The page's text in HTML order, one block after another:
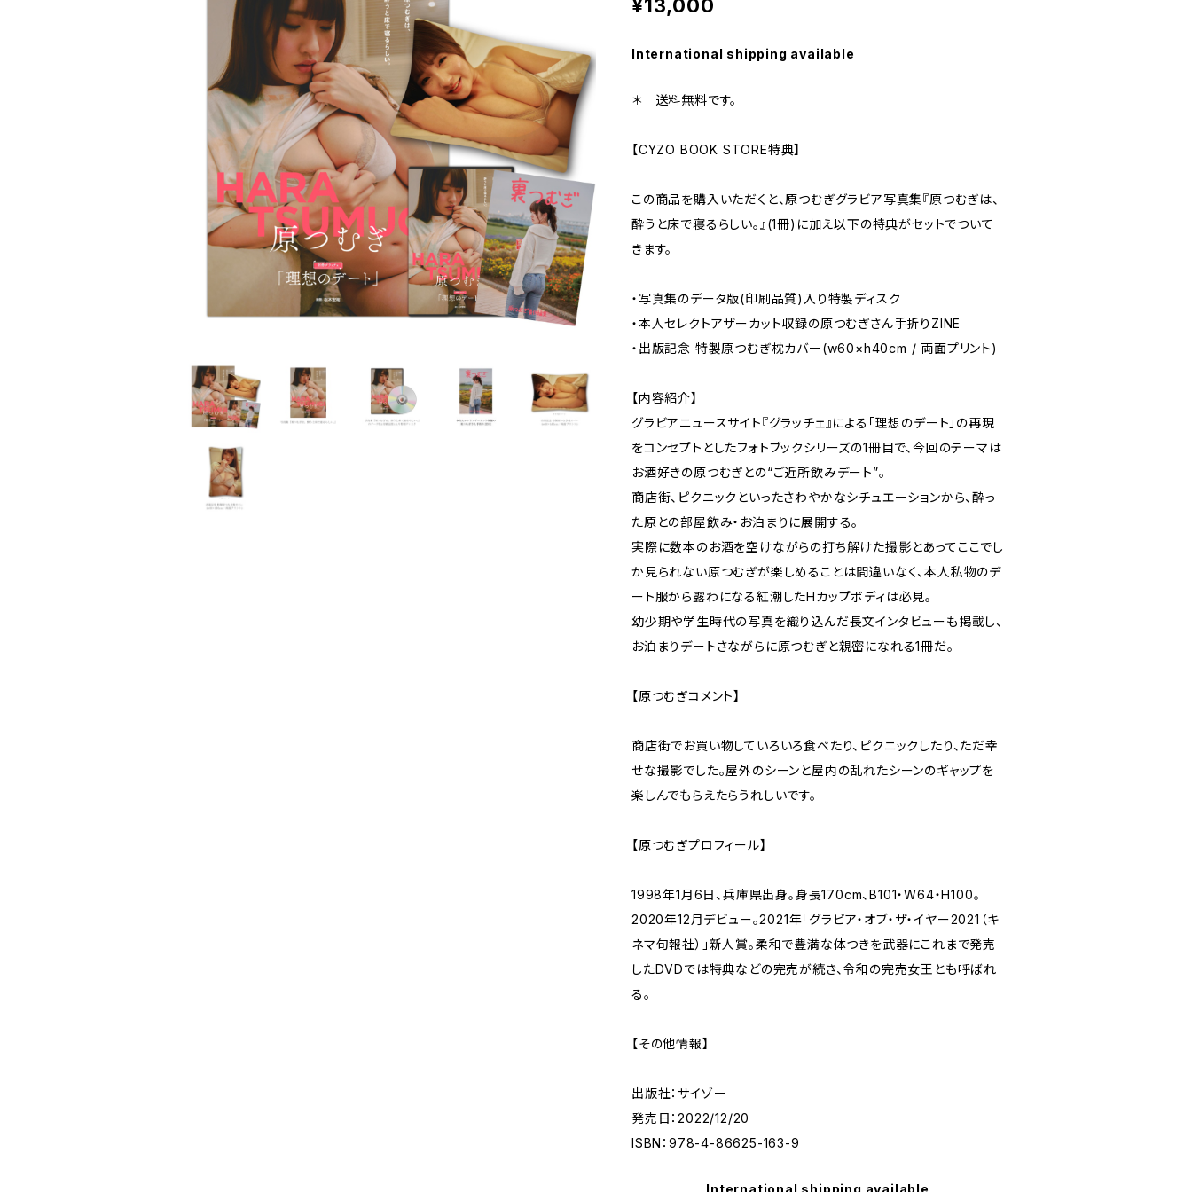
¥13,000
International shipping available
＊ 送料無料です。
【CYZO BOOK STORE特典】
この商品を購入いただくと、原つむぎグラビア写真集『原つむぎは、
酔うと床で寝るらしい。』(1冊)に加え以下の特典がセットでついて
きます。
・写真集のデータ版(印刷品質)入り特製ディスク
・本人セレクトアザーカット収録の原つむぎさん手折りZINE
・出版記念 特製原つむぎ枕カバー(w60×h40cm / 両面プリント)
【内容紹介】
グラビアニュースサイト『グラッチェ』による「理想のデート」の再現
をコンセプトとしたフォトブックシリーズの1冊目で、今回のテーマは
お酒好きの原つむぎとの“ご近所飲みデート”。
商店街、ピクニックといったさわやかなシチュエーションから、酔っ
た原との部屋飲み・お泊まりに展開する。
実際に数本のお酒を空けながらの打ち解けた撮影とあってここでし
か見られない原つむぎが楽しめることは間違いなく、本人私物のデ
ート服から露わになる紅潮したHカップボディは必見。
幼少期や学生時代の写真を織り込んだ長文インタビューも掲載し、
お泊まりデートさながらに原つむぎと親密になれる1冊だ。
【原つむぎコメント】
商店街でお買い物していろいろ食べたり、ピクニックしたり、ただ幸
せな撮影でした。屋外のシーンと屋内の乱れたシーンのギャップを
楽しんでもらえたらうれしいです。
【原つむぎプロフィール】
1998年1月6日、兵庫県出身。身⾧170cm、B101・W64・H100。
2020年12月デビュー。2021年「グラビア・オブ・ザ・イヤー2021（キ
ネマ旬報社）」新人賞。柔和で豊満な体つきを武器にこれまで発売
したDVDでは特典などの完売が続き、令和の完売女王とも呼ばれ
る。
【その他情報】
出版社：サイゾー
発売日：2022/12/20
ISBN：978-4-86625-163-9
International shipping available